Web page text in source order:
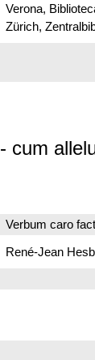
Verona,
Zürich,
- cum
Verbum caro
René-Jean